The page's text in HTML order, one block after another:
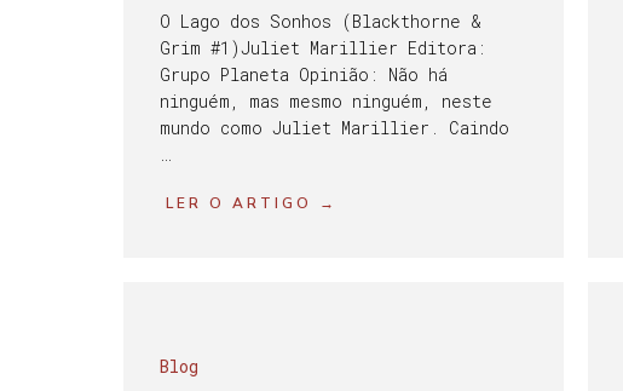
O Lago dos Sonhos (Blackthorne &
Grim #1)Juliet Marillier Editora:
Grupo Planeta Opinião: Não há
ninguém, mas mesmo ninguém, neste
mundo como Juliet Marillier. Caindo
LER O ARTIGO →
Blog